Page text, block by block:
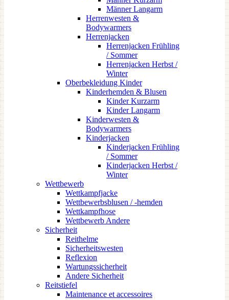
Männer Langarm
Herrenwesten &
Bodywarmers
Herrenjacken
Herrenjacken Frühling
/ Sommer
Herrenjacken Herbst /
Winter
Oberbekleidung Kinder
Kinderhemden & Blusen
Kinder Kurzarm
Kinder Langarm
Kinderwesten &
Bodywarmers
Kinderjacken
Kinderjacken Frühling
/ Sommer
Kinderjacken Herbst /
Winter
Wettbewerb
Wettkampfjacke
Wettbewerbsblusen / -hemden
Wettkampfhose
Wettbewerb Andere
Sicherheit
Reithelme
Sicherheitswesten
Reflexion
Wartungssicherheit
Andere Sicherheit
Reitstiefel
Maintenance et accessoires